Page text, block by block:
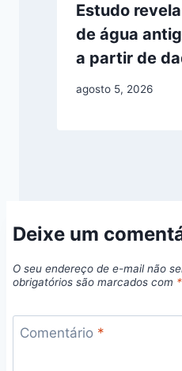
Estudo
de água
a partir de
agosto 5, 2026
Deixe um
O seu endereço de e-mail não
obrigatórios são marcados com *
Comentário *